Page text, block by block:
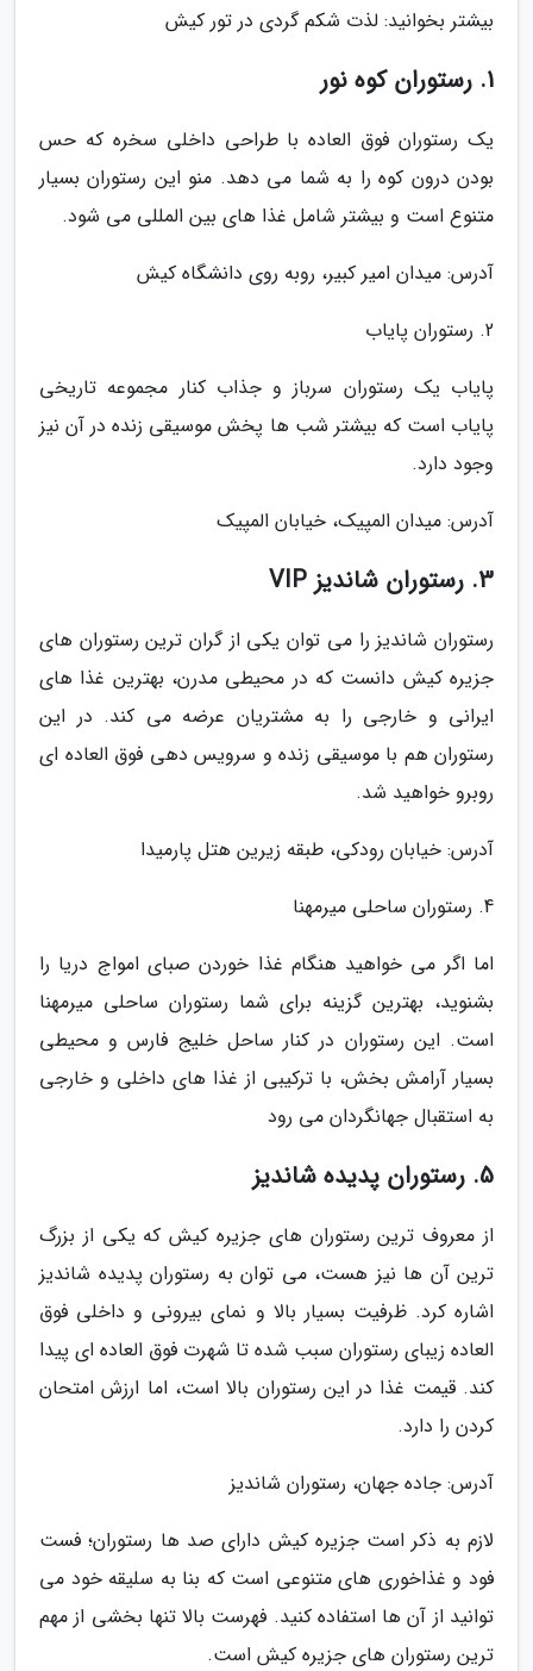
بیشتر بخوانید: لذت شکم گردی در تور کیش
1. رستوران کوه نور
یک رستوران فوق العاده با طراحی داخلی سخره که حس
بودن درون کوه را به شما می دهد. منو این رستوران بسیار
متنوع است و بیشتر شامل غذا های بین المللی می شود.
آدرس: میدان امیر کبیر، روبه روی دانشگاه کیش
2. رستوران پایاب
پایاب یک رستوران سرباز و جذاب کنار مجموعه تاریخی
پایاب است که بیشتر شب ها پخش موسیقی زنده در آن نیز
وجود دارد.
آدرس: میدان المپیک، خیابان المپیک
3. رستوران شاندیز VIP
رستوران شاندیز را می توان یکی از گران ترین رستوران های
جزیره کیش دانست که در محیطی مدرن، بهترین غذا های
ایرانی و خارجی را به مشتریان عرضه می کند. در این
رستوران هم با موسیقی زنده و سرویس دهی فوق العاده ای
روبرو خواهید شد.
آدرس: خیابان رودکی، طبقه زیرین هتل پارمیدا
4. رستوران ساحلی میرمهنا
اما اگر می خواهید هنگام غذا خوردن صبای امواج دریا را
بشنوید، بهترین گزینه برای شما رستوران ساحلی میرمهنا
است. این رستوران در کنار ساحل خلیج فارس و محیطی
بسیار آرامش بخش، با ترکیبی از غذا های داخلی و خارجی
به استقبال جهانگردان می رود
5. رستوران پدیده شاندیز
از معروف ترین رستوران های جزیره کیش که یکی از بزرگ
ترین آن ها نیز هست، می توان به رستوران پدیده شاندیز
اشاره کرد. ظرفیت بسیار بالا و نمای بیرونی و داخلی فوق
العاده زیبای رستوران سبب شده تا شهرت فوق العاده ای پیدا
کند. قیمت غذا در این رستوران بالا است، اما ارزش امتحان
کردن را دارد.
آدرس: جاده جهان، رستوران شاندیز
لازم به ذکر است جزیره کیش دارای صد ها رستوران؛ فست
فود و غذاخوری های متنوعی است که بنا به سلیقه خود می
توانید از آن ها استفاده کنید. فهرست بالا تنها بخشی از مهم
ترین رستوران های جزیره کیش است.